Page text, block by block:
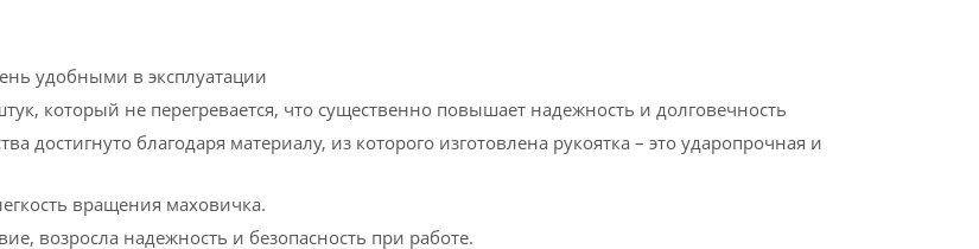
удобными в эксплуатации
который не перегревается, что существенно повышает надежность и долговечность
достигнуто благодаря материалу, из которого изготовлена рукоятка – это ударопрочная и
вращения маховичка.
возросла надежность и безопасность при работе.